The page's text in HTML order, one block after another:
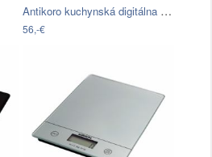
Antikoro kuchynská digitálna váha WMF
56,-€